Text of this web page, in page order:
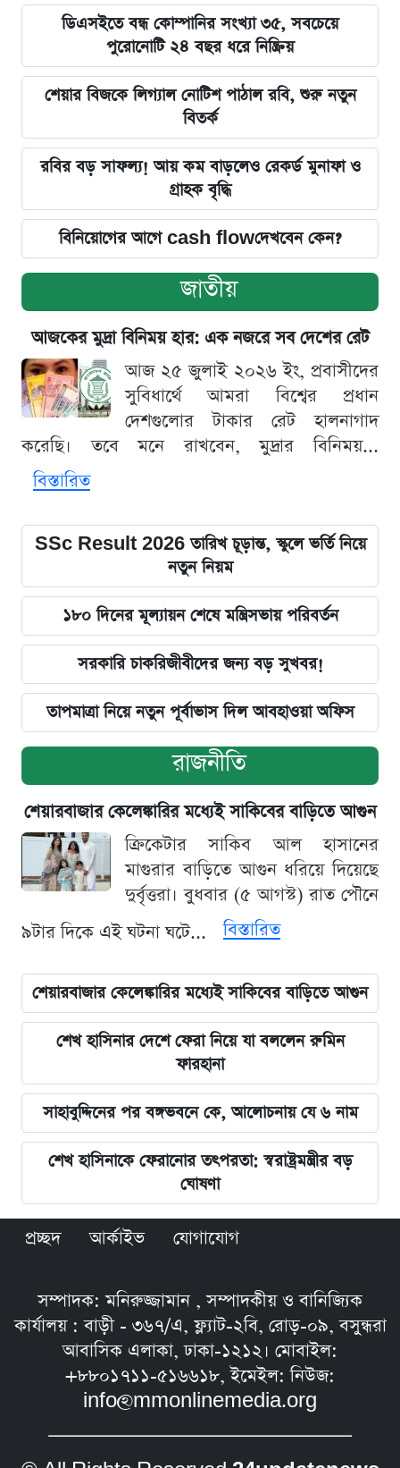
ডিএসইতে বন্ধ কোম্পানির সংখ্যা ৩৫, সবচেয়ে
পুরোনোটি ২৪ বছর ধরে নিষ্ক্রিয়
শেয়ার বিজকে লিগ্যাল নোটিশ পাঠাল রবি, শুরু নতুন
বিতর্ক
রবির বড় সাফল্য! আয় কম বাড়লেও রেকর্ড মুনাফা ও
গ্রাহক বৃদ্ধি
বিনিয়োগের আগে cash flowদেখবেন কেন?
জাতীয়
আজকের মুদ্রা বিনিময় হার: এক নজরে সব দেশের রেট
আজ ২৫ জুলাই ২০২৬ ইং, প্রবাসীদের
সুবিধার্থে আমরা বিশ্বের প্রধান
দেশগুলোর টাকার রেট হালনাগাদ
করেছি। তবে মনে রাখবেন, মুদ্রার বিনিময়...
বিস্তারিত
SSc Result 2026 তারিখ চূড়ান্ত, স্কুলে ভর্তি নিয়ে
নতুন নিয়ম
১৮০ দিনের মূল্যায়ন শেষে মন্ত্রিসভায় পরিবর্তন
সরকারি চাকরিজীবীদের জন্য বড় সুখবর!
তাপমাত্রা নিয়ে নতুন পূর্বাভাস দিল আবহাওয়া অফিস
রাজনীতি
শেয়ারবাজার কেলেঙ্কারির মধ্যেই সাকিবের বাড়িতে আগুন
ক্রিকেটার সাকিব আল হাসানের
মাগুরার বাড়িতে আগুন ধরিয়ে দিয়েছে
দুর্বৃত্তরা। বুধবার (৫ আগস্ট) রাত পৌনে
৯টার দিকে এই ঘটনা ঘটে...
বিস্তারিত
শেয়ারবাজার কেলেঙ্কারির মধ্যেই সাকিবের বাড়িতে আগুন
শেখ হাসিনার দেশে ফেরা নিয়ে যা বললেন রুমিন
ফারহানা
সাহাবুদ্দিনের পর বঙ্গভবনে কে, আলোচনায় যে ৬ নাম
শেখ হাসিনাকে ফেরানোর তৎপরতা: স্বরাষ্ট্রমন্ত্রীর বড়
ঘোষণা
প্রচ্ছদ আর্কাইভ যোগাযোগ
সম্পাদক: মনিরুজ্জামান , সম্পাদকীয় ও বানিজ্যিক
কার্যালয় : বাড়ী - ৩৬৭/এ, ফ্ল্যাট-২বি, রোড়-০৯, বসুন্ধরা
আবাসিক এলাকা, ঢাকা-১২১২। মোবাইল:
+৮৮০১৭১১-৫১৬৬১৮, ইমেইল: নিউজ:
info@mmonlinemedia.org